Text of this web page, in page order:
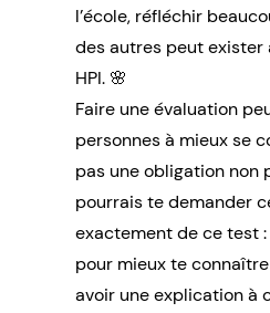
l’école, réfléchir
des autres peut exister
HPI. 🌸
Faire une évaluation
personnes à mieux se
pas une obligation non
pourrais te demander
exactement de ce test
pour mieux te
avoir une explication à